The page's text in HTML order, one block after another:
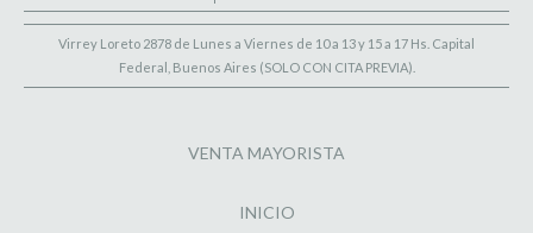
Virrey Loreto 2878 de Lunes a Viernes de 10 a 13 y 15 a 17 Hs. Capital
Federal, Buenos Aires (SOLO CON CITA PREVIA).
VENTA MAYORISTA
INICIO